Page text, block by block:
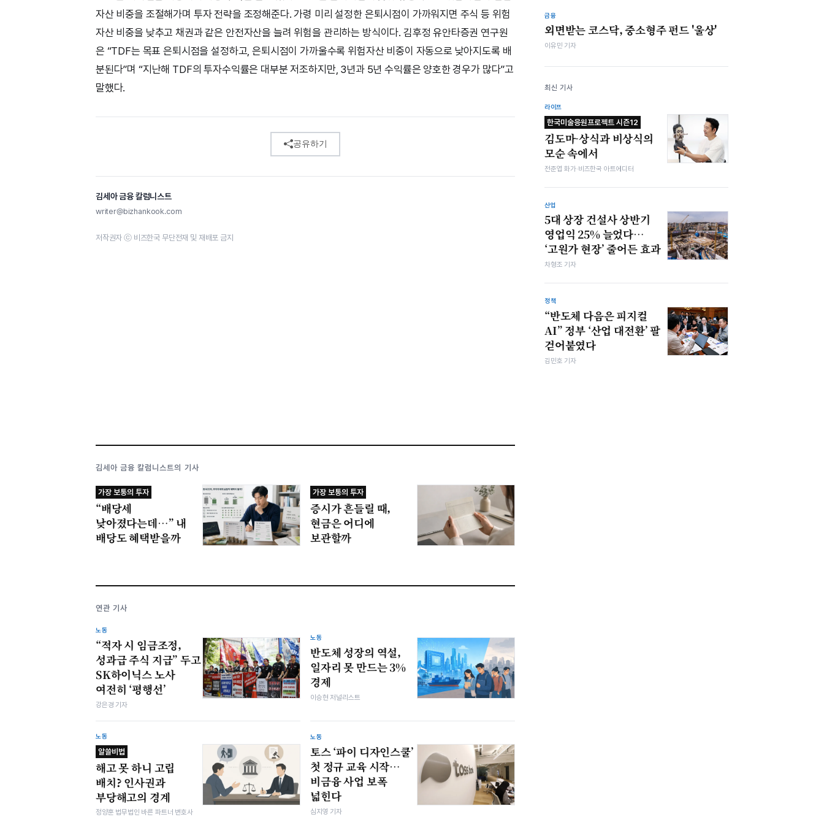
자산 비중을 조절해가며 투자 전략을 조정해준다. 가령 미리 설정한 은퇴시점이 가까워지면 주식 등 위험
자산 비중을 낮추고 채권과 같은 안전자산을 늘려 위험을 관리하는 방식이다. 김후정 유안타증권 연구원
은 “TDF는 목표 은퇴시점을 설정하고, 은퇴시점이 가까울수록 위험자산 비중이 자동으로 낮아지도록 배
분된다”며 “지난해 TDF의 투자수익률은 대부분 저조하지만, 3년과 5년 수익률은 양호한 경우가 많다”고
말했다.
공유하기
김세아 금융 칼럼니스트
writer@bizhankook.com
저작권자 ⓒ 비즈한국 무단전재 및 재배포 금지
김세아 금융 칼럼니스트의 기사
가장 보통의 투자
“배당세
낮아졌다는데…” 내
배당도 혜택받을까
가장 보통의 투자
증시가 흔들릴 때,
현금은 어디에
보관할까
연관 기사
노동
“적자 시 임금조정,
성과급 주식 지급” 두고
SK하이닉스 노사
여전히 ‘평행선’
강은경 기자
노동
반도체 성장의 역설,
일자리 못 만드는 3%
경제
이승현 저널리스트
노동
알쓸비법
해고 못 하니 고립
배치? 인사권과
부당해고의 경계
정양훈 법무법인 바른 파트너 변호사
노동
토스 ‘파이 디자인스쿨’
첫 정규 교육 시작…
비금융 사업 보폭
넓힌다
심지영 기자
금융
외면받는 코스닥, 중소형주 펀드 '울상'
이유민 기자
최신 기사
라이프
한국미술응원프로젝트 시즌12
김도마-상식과 비상식의
모순 속에서
전준엽 화가·비즈한국 아트에디터
산업
5대 상장 건설사 상반기
영업익 25% 늘었다…
‘고원가 현장’ 줄어든 효과
차형조 기자
정책
“반도체 다음은 피지컬
AI” 정부 ‘산업 대전환’ 팔
걷어붙였다
김민호 기자